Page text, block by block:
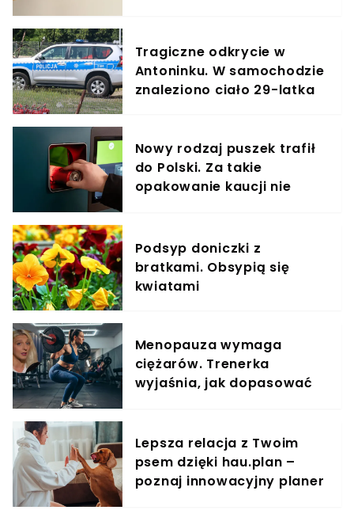
Tragiczne odkrycie w
Antoninku. W samochodzie
znaleziono ciało 29-latka
Nowy rodzaj puszek trafił
do Polski. Za takie
opakowanie kaucji nie
Podsyp doniczki z
bratkami. Obsypią się
kwiatami
Menopauza wymaga
ciężarów. Trenerka
wyjaśnia, jak dopasować
Lepsza relacja z Twoim
psem dzięki hau.plan –
poznaj innowacyjny planer